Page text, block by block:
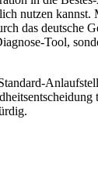
nutzen kannst.
das deutsche
Tool,